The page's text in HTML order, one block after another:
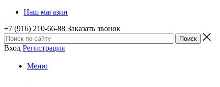
Наш магазин
+7 (916) 210-66-88 Заказать звонок
Вход Регистрация
Меню